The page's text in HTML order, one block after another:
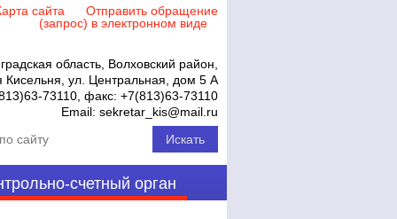
сайта
Отправить обращение
(запрос) в электронном виде
область, Волховский район,
Кисельня, ул. Центральная, дом 5 А
73110 , факс: +7(813)63-73110
Email: sekretar_kis@mail.ru
счетный орган